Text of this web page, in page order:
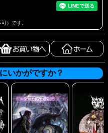
）です。
いかがですか？